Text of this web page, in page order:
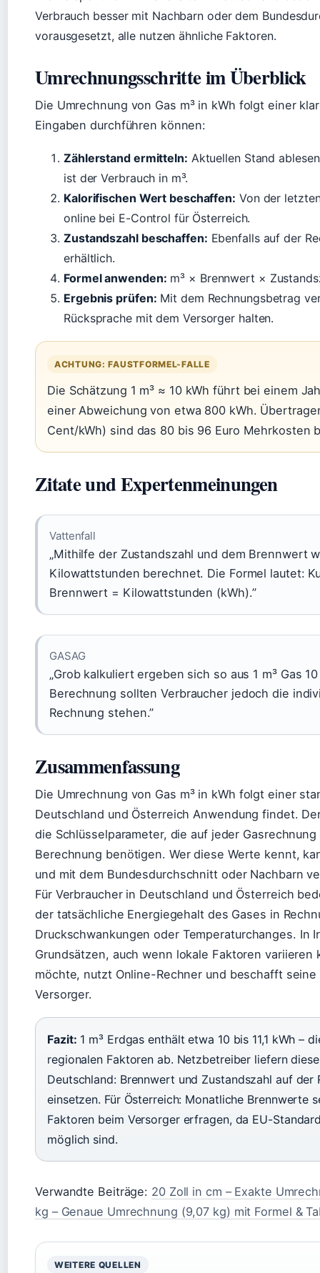
Verbrauch besser mit Nachbarn oder dem
vorausgesetzt, alle nutzen ähnliche Faktoren.
Umrechnungsschritte im Überblick
Die Umrechnung von Gas m³ in kWh folgt einer
Eingaben durchführen können:
Zählerstand ermitteln: Aktuellen Stand
ist der Verbrauch in m³.
Kalorifischen Wert beschaffen: Von der
online bei E-Control für Österreich.
Zustandszahl beschaffen: Ebenfalls auf der
erhältlich.
Formel anwenden: m³ × Brennwert ×
Ergebnis prüfen: Mit dem Rechnungsbetrag
Rücksprache mit dem Versorger halten.
ACHTUNG: FAUSTFORMEL-FALLE
Die Schätzung 1 m³ ≈ 10 kWh führt bei einem
einer Abweichung von etwa 800 kWh.
Cent/kWh) sind das 80 bis 96 Euro Mehrkosten
Zitate und Expertenmeinungen
Vattenfall
„Mithilfe der Zustandszahl und dem Brennwert
Kilowattstunden berechnet. Die Formel lautet:
Brennwert = Kilowattstunden (kWh).”
GASAG
„Grob kalkuliert ergeben sich so aus 1 m³ Gas
Berechnung sollten Verbraucher jedoch die
Rechnung stehen.”
Zusammenfassung
Die Umrechnung von Gas m³ in kWh folgt einer
Deutschland und Österreich Anwendung findet.
die Schlüsselparameter, die auf jeder
Berechnung benötigen. Wer diese Werte kennt,
und mit dem Bundesdurchschnitt oder Nachbarn
Für Verbraucher in Deutschland und Österreich
der tatsächliche Energiegehalt des Gases in
Druckschwankungen oder Temperaturchanges. In
Grundsätzen, auch wenn lokale Faktoren
möchte, nutzt Online-Rechner und beschafft
Versorger.
Fazit: 1 m³ Erdgas enthält etwa 10 bis 11,1 kWh –
regionalen Faktoren ab. Netzbetreiber liefern
Deutschland: Brennwert und Zustandszahl auf der
einsetzen. Für Österreich: Monatliche Brennwerte
Faktoren beim Versorger erfragen, da EU-
möglich sind.
Verwandte Beiträge: 20 Zoll in cm – Exakte
kg – Genaue Umrechnung (9,07 kg) mit Formel &
WEITERE QUELLEN